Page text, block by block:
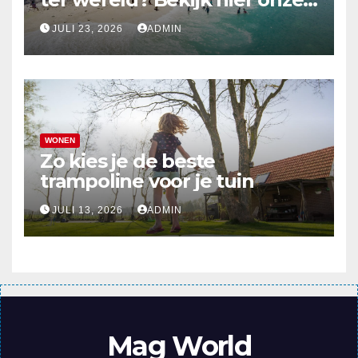
top 10
JULI 23, 2026 ADMIN
WONEN
Zo kies je de beste
trampoline voor je tuin
JULI 13, 2026 ADMIN
Mag World